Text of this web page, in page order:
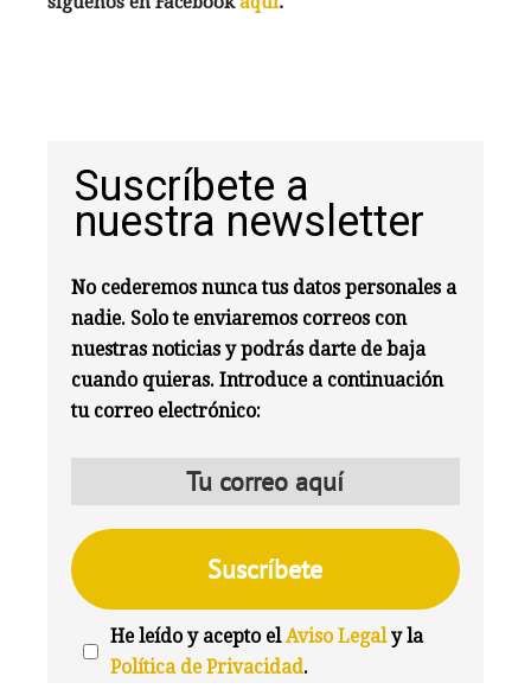
Suscríbete a
nuestra newsletter
No cederemos nunca tus datos personales a
nadie. Solo te enviaremos correos con
nuestras noticias y podrás darte de baja
cuando quieras. Introduce a continuación
tu correo electrónico:
He leído y acepto elAviso Legaly la
Política de Privacidad.